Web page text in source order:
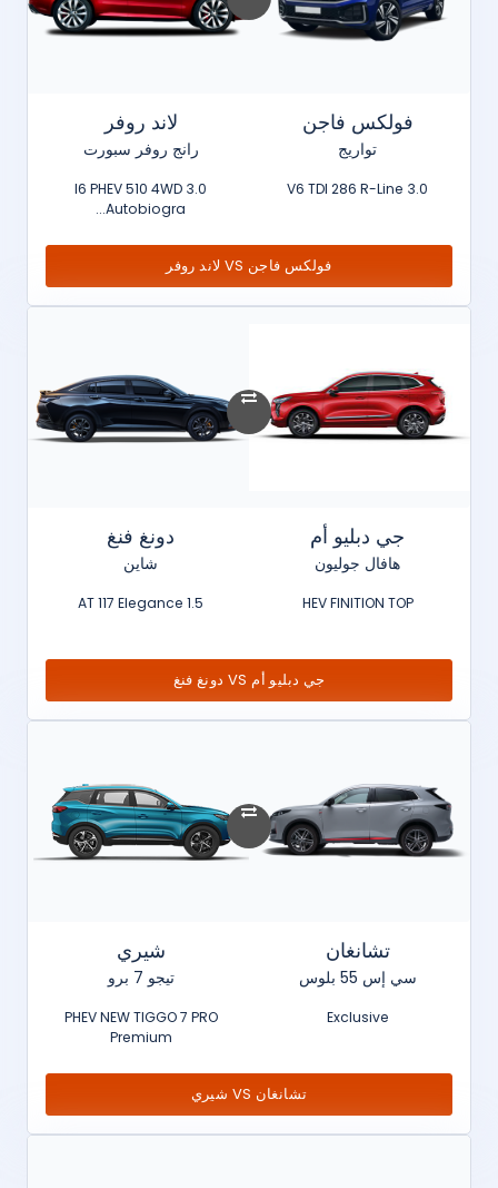
فولكس فاجن
تواريج
3.0 V6 TDI 286 R-Line
لاند روفر
رانج روفر سبورت
3.0 I6 PHEV 510 4WD
Autobiogra...
فولكس فاجن VS لاند روفر
جي دبليو أم
هافال جوليون
HEV FINITION TOP
دونغ فنغ
شاين
1.5 AT 117 Elegance
جي دبليو أم VS دونغ فنغ
تشانغان
سي إس 55 بلوس
Exclusive
شيري
تيجو 7 برو
PHEV NEW TIGGO 7 PRO
Premium
تشانغان VS شيري